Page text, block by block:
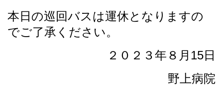
本日の巡回バスは運休となりますの
でご了承ください。
２０２３年８月15日
野上病院